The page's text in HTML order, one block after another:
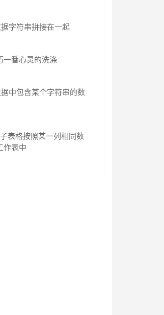
字符串拼接在一起
一番心灵的洗涤
中包含某个字符串的数
表格按照某一列相同数
作表中